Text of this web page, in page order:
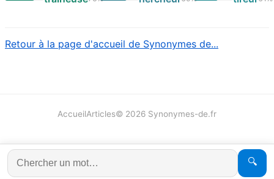
Retour à la page d'accueil de Synonymes de...
🔍
AccueilArticles© 2026 Synonymes-de.fr